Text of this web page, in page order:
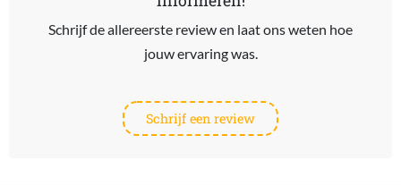
Schrijf de allereerste review en laat ons weten hoe
jouw ervaring was.
Schrijf een review